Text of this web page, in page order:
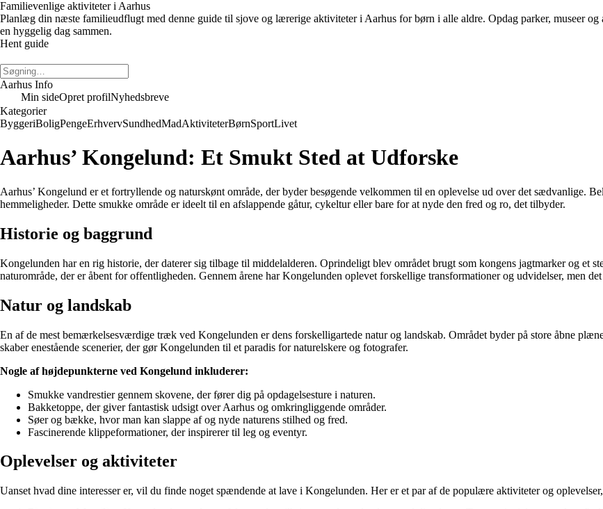
Familievenlige aktiviteter i Aarhus
Planlæg din næste familieudflugt med denne guide til sjove og lærerige aktiviteter i Aarhus for børn i alle aldre. Opdag parker, museer
en hyggelig dag sammen.
Hent guide
Aarhus Info
Min sideOpret profilNyhedsbreve
Kategorier
ByggeriBoligPengeErhvervSundhedMadAktiviteterBørnSportLivet
Aarhus’ Kongelund: Et Smukt Sted at Udforske
Aarhus’ Kongelund er et fortryllende og naturskønt område, der byder besøgende velkommen til en oplevelse ud over det sædvanlige.
hemmeligheder. Dette smukke område er ideelt til en afslappende gåtur, cykeltur eller bare for at nyde den fred og ro, det tilbyder.
Historie og baggrund
Kongelunden har en rig historie, der daterer sig tilbage til middelalderen. Oprindeligt blev området brugt som kongens jagtmarker og et
naturområde, der er åbent for offentligheden. Gennem årene har Kongelunden oplevet forskellige transformationer og udvidelser, men
Natur og landskab
En af de mest bemærkelsesværdige træk ved Kongelunden er dens forskelligartede natur og landskab. Området byder på store åbne
skaber enestående scenerier, der gør Kongelunden til et paradis for naturelskere og fotografer.
Nogle af højdepunkterne ved Kongelund inkluderer:
Smukke vandrestier gennem skovene, der fører dig på opdagelsesture i naturen.
Bakketoppe, der giver fantastisk udsigt over Aarhus og omkringliggende områder.
Søer og bække, hvor man kan slappe af og nyde naturens stilhed og fred.
Fascinerende klippeformationer, der inspirerer til leg og eventyr.
Oplevelser og aktiviteter
Uanset hvad dine interesser er, vil du finde noget spændende at lave i Kongelunden. Her er et par af de populære aktiviteter og